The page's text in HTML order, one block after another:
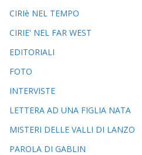
CIRIè NEL TEMPO
CIRIE' NEL FAR WEST
EDITORIALI
FOTO
INTERVISTE
LETTERA AD UNA FIGLIA NATA
MISTERI DELLE VALLI DI LANZO
PAROLA DI GABLIN